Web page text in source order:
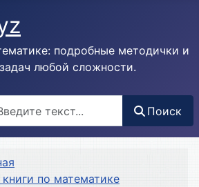
подробные методички и
любой сложности.
Поиск
по математике